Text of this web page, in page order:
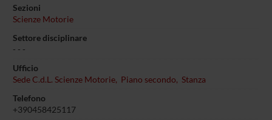
Sezioni
Scienze Motorie
Settore disciplinare
- - -
Ufficio
Sede C.d.L. Scienze Motorie, Piano secondo, Stanza
Telefono
+390458425117